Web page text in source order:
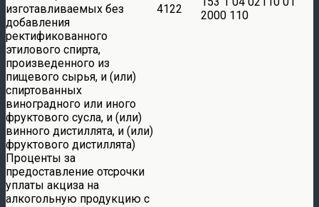
изготавливаемых без
добавления
ректификованного
этилового спирта,
произведенного из
пищевого сырья, и (или)
спиртованных
виноградного или иного
фруктового сусла, и (или)
винного дистиллята, и (или)
фруктового дистиллята)
4122
2000 110
Проценты за
предоставление отсрочки
уплаты акциза на
алкогольную продукцию с